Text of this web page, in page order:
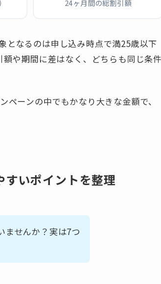
24ヶ月間の総割引額
となるのは申し込み時点で満25歳以下
や期間に差はなく、どちらも同じ条
ーンの中でもかなり大きな金額で、
いポイントを整理
ませんか？実は7つ